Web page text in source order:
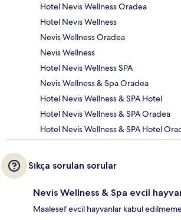
Hotel Nevis Wellness Oradea
Hotel Nevis Wellness
Nevis Wellness Oradea
Nevis Wellness
Hotel Nevis Wellness SPA
Nevis Wellness & Spa Oradea
Hotel Nevis Wellness & SPA Hotel
Hotel Nevis Wellness & SPA Oradea
Hotel Nevis Wellness & SPA Hotel
Sıkça sorulan sorular
Nevis Wellness & Spa evcil
Maalesef evcil hayvanlar kabul